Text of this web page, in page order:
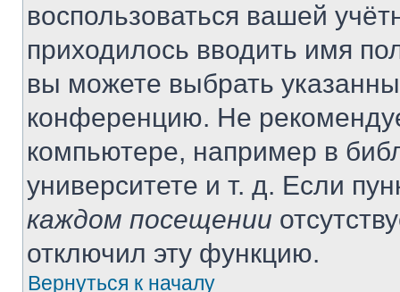
воспользоваться вашей
приходилось вводить имя
вы можете выбрать
конференцию. Не
компьютере, например в
университете и т. д. Если
каждом посещении
отключил эту функцию.
Вернуться к началу